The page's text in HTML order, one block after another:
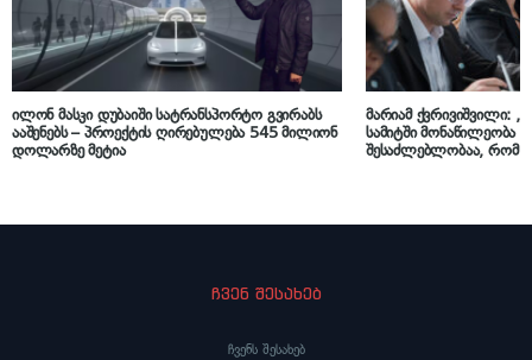
ილონ მასკი დუბაიში სატრანსპორტო გვირაბს
ააშენებს – პროექტის ღირებულება 545 მილიონ
დოლარზე მეტია
მარიამ ქვრივიშვილი:
სამიტში მონაწილეობა
შესაძლებლობაა, რომ
ჩვენ შესახებ
ჩვენს შესახებ